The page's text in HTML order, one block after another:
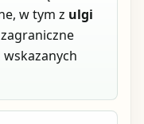
w tym z ulgi